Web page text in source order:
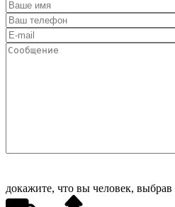
докажите, что вы человек, выбрав